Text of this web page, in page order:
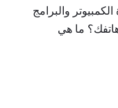
والبرامج
ما هي